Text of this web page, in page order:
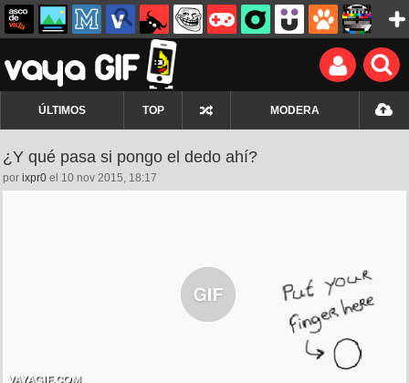
ÚLTIMOS TOP MODERA
¿Y qué pasa si pongo el dedo ahí?
por ixpr0 el 10 nov 2015, 18:17